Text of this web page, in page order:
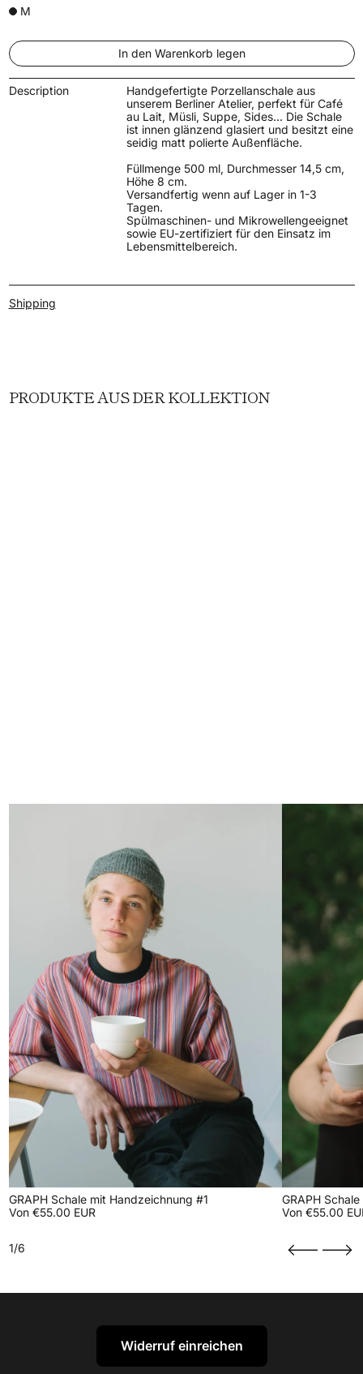
M
In den Warenkorb legen
Description
Handgefertigte Porzellanschale aus
unserem Berliner Atelier, perfekt für Café
au Lait, Müsli, Suppe, Sides... Die Schale
ist innen glänzend glasiert und besitzt eine
seidig matt polierte Außenfläche.
Füllmenge 500 ml, Durchmesser 14,5 cm,
Höhe 8 cm.
Versandfertig wenn auf Lager in 1-3
Tagen.
Spülmaschinen- und Mikrowellengeeignet
sowie EU-zertifiziert für den Einsatz im
Lebensmittelbereich.
Shipping
PRODUKTE AUS DER KOLLEKTION
GRAPH Schale mit Handzeichnung #1
Von €55.00 EUR
GRAPH
Von €55.00
1/6
Widerruf einreichen